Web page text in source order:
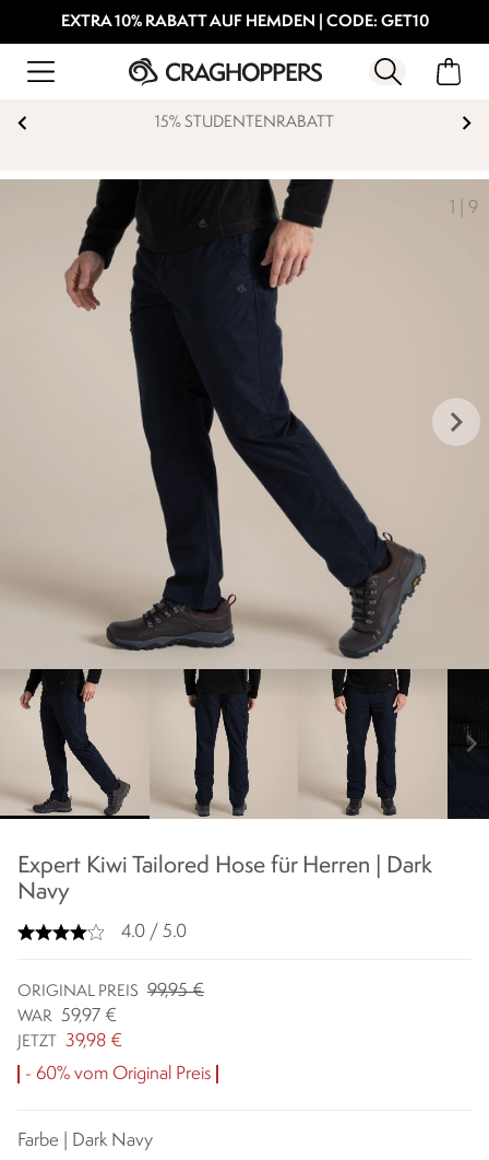
EXTRA 10% RABATT AUF HEMDEN | CODE: GET10
KOSTENFREIE
1 9
keyboard_arrow_right
chevron_right
Expert Kiwi Tailored Hose für Herren | Dark
Navy
4.0 / 5.0
ORIGINAL PREIS 99,95 €
WAR 59,97 €
JETZT 39,98 €
- 60% vom Original Preis
Farbe | Dark Navy